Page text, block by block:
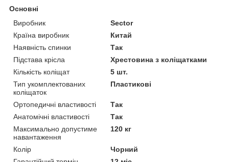
Основні
Виробник
Sector
Країна виробник
Китай
Наявність спинки
Так
Підстава крісла
Хрестовина з коліщатками
Кількість коліщат
5 шт.
Тип укомплектованих
коліщаток
Пластикові
Ортопедичні властивості
Так
Анатомічні властивості
Так
Максимально допустиме
навантаження
120 кг
Колір
Чорний